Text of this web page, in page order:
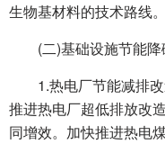
生物基材料的技术路线。
(二)基础设施节能降
1.热电厂节能减排改
推进热电厂超低排放改
同增效。加快推进热电